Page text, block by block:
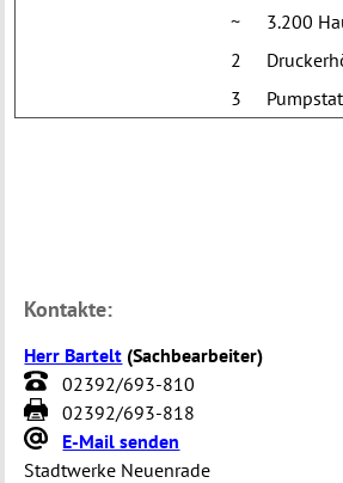
~
3.200
2
3
Kontakte:
Herr Bartelt (Sachbearbeiter)
02392/693-810
02392/693-818
E-Mail senden
Stadtwerke Neuenrade